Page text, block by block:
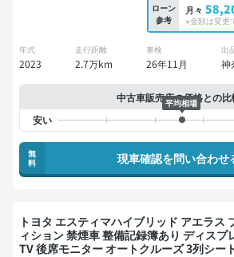
ローン
参考
月々
※金額は変更
年式
2023
走行距離
2.7万km
車検
26年11月
出
神
中古車販売店の価格との比
平均相場
無
料
現車確認を問い合わせ
トヨタ エスティマハイブリッド アエラス
ィション 禁煙車 整備記録簿あり ディスプレイオーディオ
TV 後席モニター オートクルーズ 3列シー